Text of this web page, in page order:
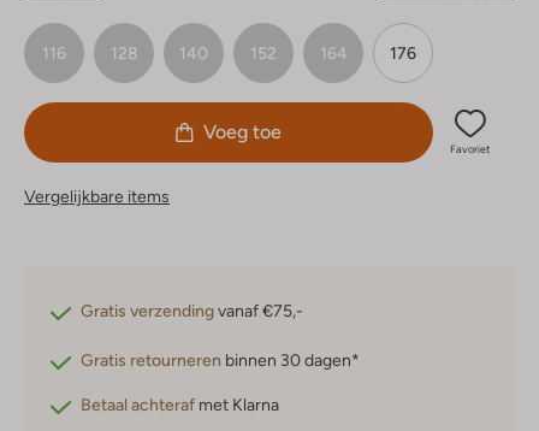
116 128 140 152 164 176
Voeg toe
Favoriet
Vergelijkbare items
Gratis verzendingvanaf €75,-
Gratis retourneren binnen 30 dagen*
Betaal achteraf met Klarna